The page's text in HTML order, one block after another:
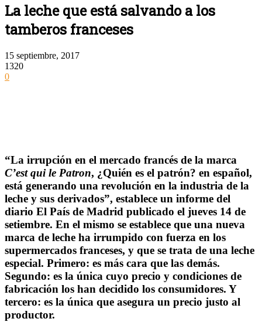
La leche que está salvando a los
tamberos franceses
15 septiembre, 2017
1320
0
“La irrupción en el mercado francés de la marca
C’est qui le Patron, ¿Quién es el patrón? en español,
está generando una revolución en la industria de la
leche y sus derivados”, establece un informe del
diario El País de Madrid publicado el jueves 14 de
setiembre. En el mismo se establece que una nueva
marca de leche ha irrumpido con fuerza en los
supermercados franceses, y que se trata de una leche
especial. Primero: es más cara que las demás.
Segundo: es la única cuyo precio y condiciones de
fabricación los han decidido los consumidores. Y
tercero: es la única que asegura un precio justo al
productor.